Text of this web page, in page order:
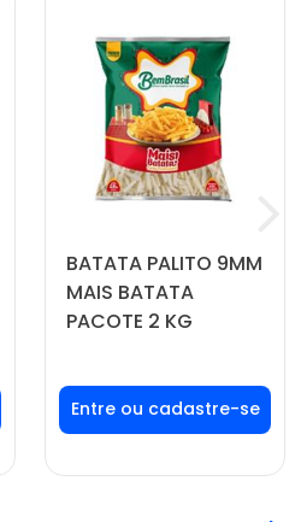
BATATA PALITO 9MM
MAIS BATATA
PACOTE 2 KG
Faça seu login ou
cadastre-se para
ver preços e